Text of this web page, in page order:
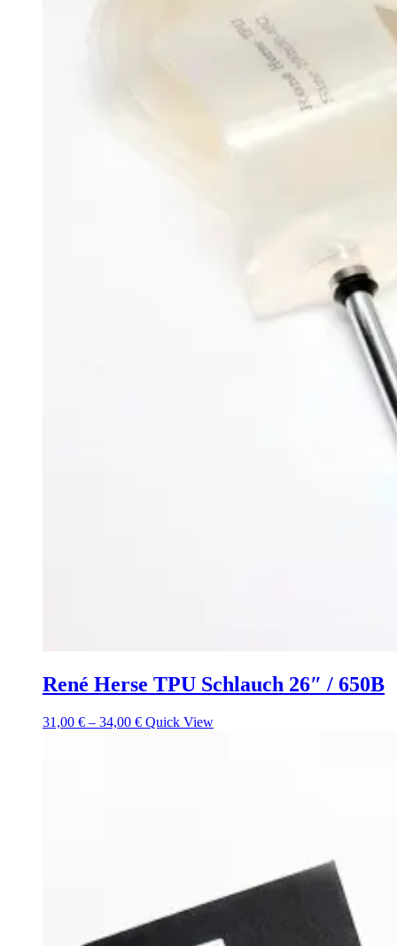
René Herse TPU Schlauch 26″ / 650B
31,00 € – 34,00 € Quick View